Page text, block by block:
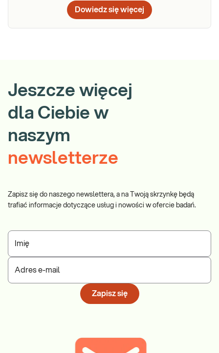
Dowiedz się więcej
Jeszcze więcej
dla Ciebie w
naszym
newsletterze
Zapisz się do naszego newslettera, a na Twoją skrzynkę będą
trafiać informacje dotyczące usług i nowości w ofercie badań.
Imię
Adres e-mail
Zapisz się